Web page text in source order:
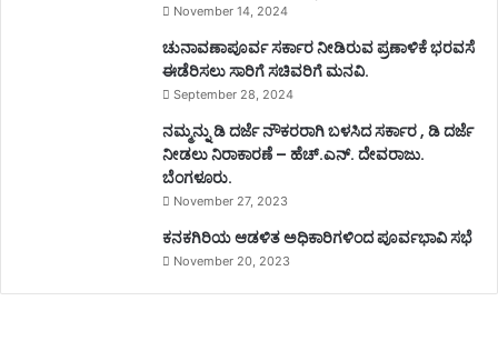
November 14, 2024
ಚುನಾವಣಾಪೂರ್ವ ಸರ್ಕಾರ ನೀಡಿರುವ ಪ್ರಣಾಳಿಕೆ ಭರವಸೆ
ಈಡೆರಿಸಲು ಸಾರಿಗೆ ಸಚಿವರಿಗೆ ಮನವಿ.
September 28, 2024
ನಮ್ಮನ್ನು ಡಿ ದರ್ಜೆ ನೌಕರರಾಗಿ ಬಳಸಿದ ಸರ್ಕಾರ , ಡಿ ದರ್ಜೆ
ನೀಡಲು ನಿರಾಕಾರಣೆ – ಹೆಚ್.ಎನ್. ದೇವರಾಜು.
ಬೆಂಗಳೂರು.
November 27, 2023
ಕನಕಗಿರಿಯ ಆಡಳಿತ ಅಧಿಕಾರಿಗಳಿಂದ ಪೂರ್ವಭಾವಿ ಸಭೆ
November 20, 2023